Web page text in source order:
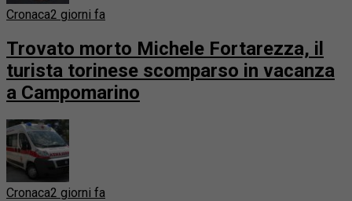
Cronaca2 giorni fa
Trovato morto Michele Fortarezza, il
turista torinese scomparso in vacanza
a Campomarino
Cronaca2 giorni fa